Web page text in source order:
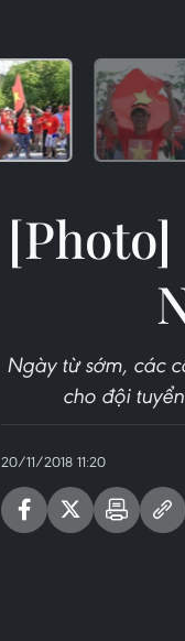
Ngày từ sớm, các
cho đội
20/11/2018 11:20